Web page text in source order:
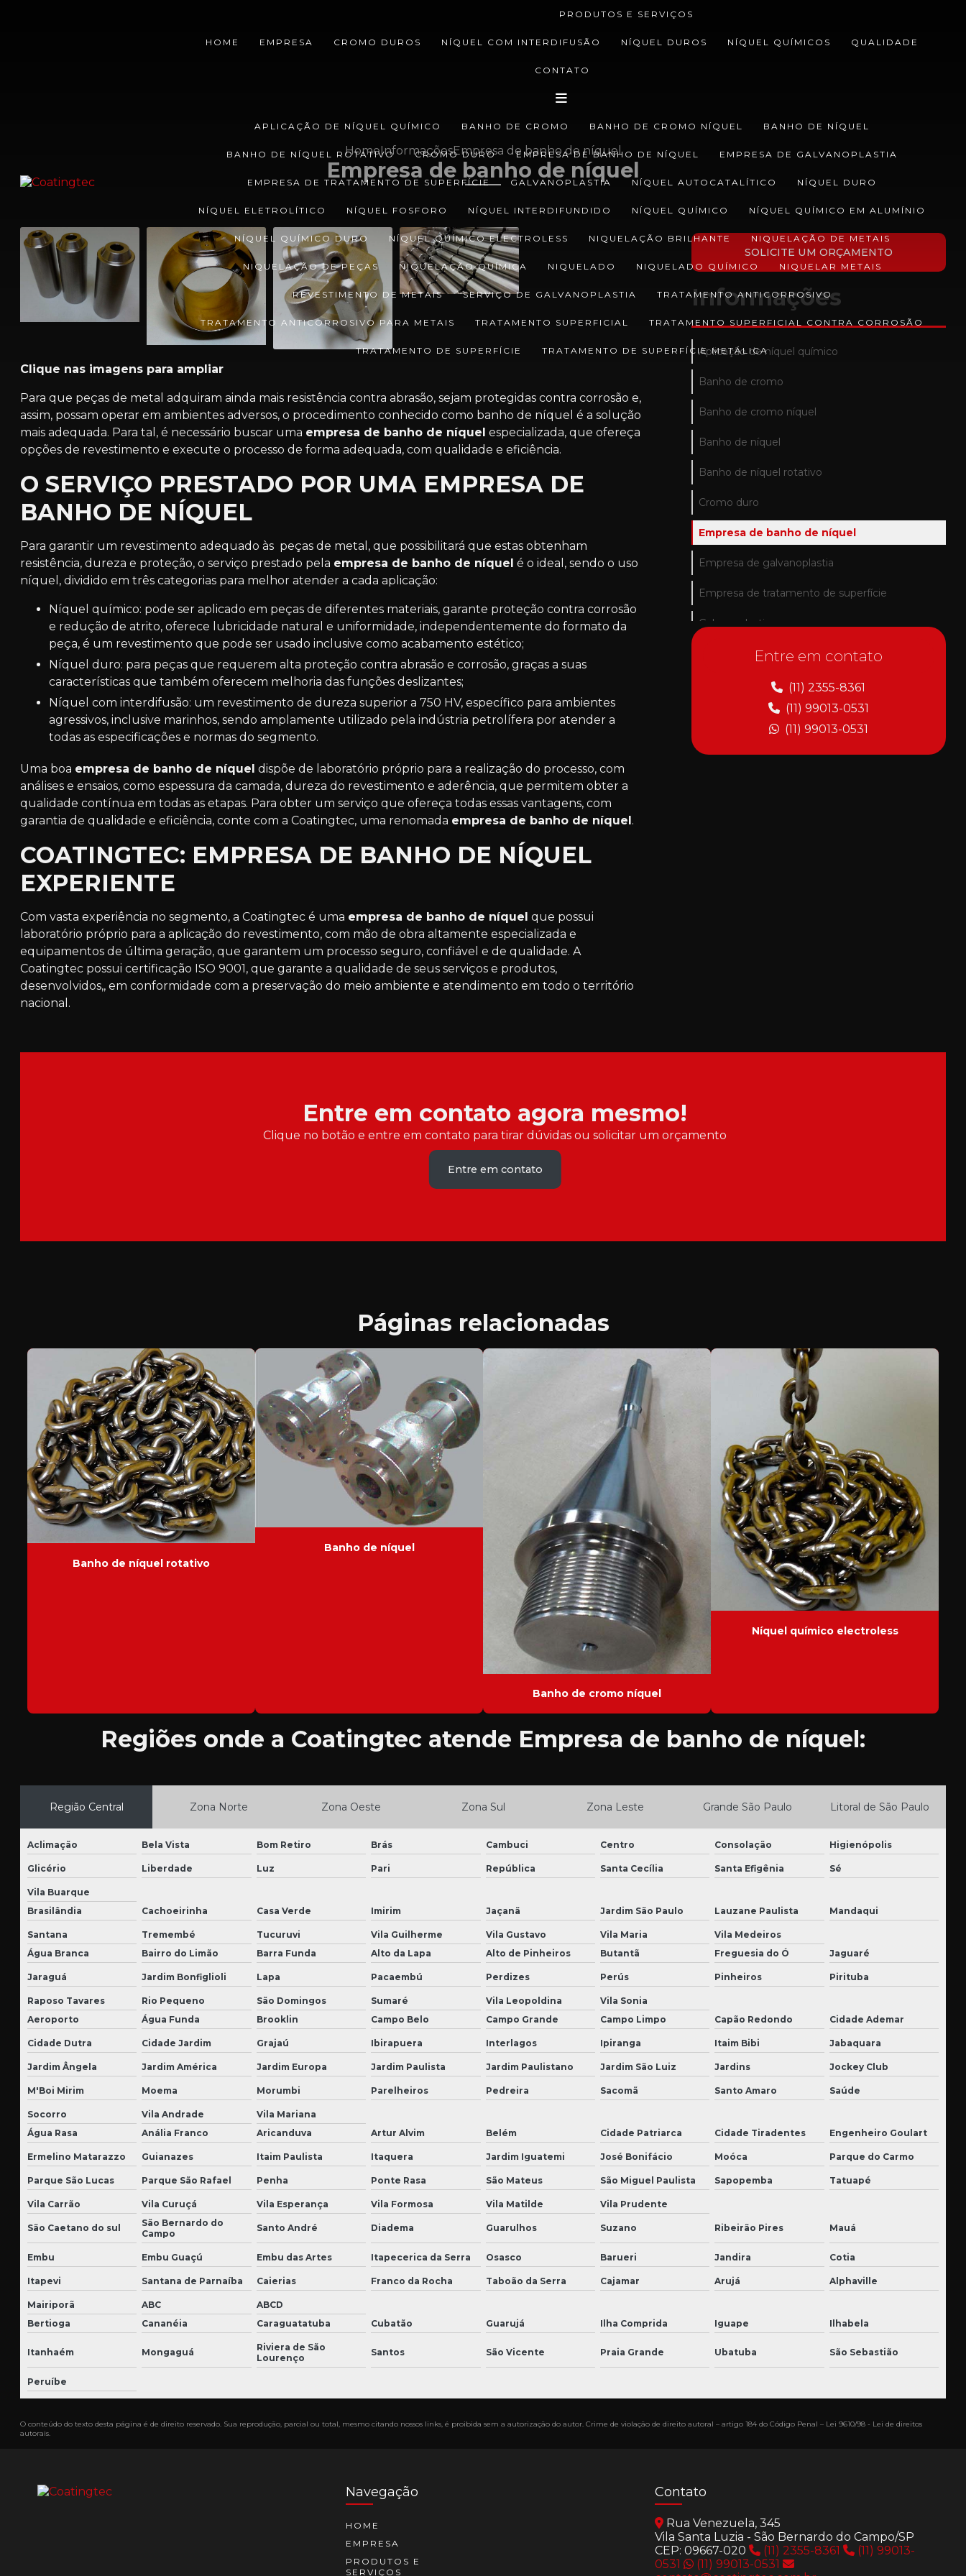
HOME EMPRESA
PRODUTOS E SERVIÇOS
CROMO DUROS NÍQUEL COM INTERDIFUSÃO NÍQUEL DUROS NÍQUEL QUÍMICOS QUALIDADE
CONTATO
APLICAÇÃO DE NÍQUEL QUÍMICO BANHO DE CROMO BANHO DE CROMO NÍQUEL BANHO DE NÍQUEL
BANHO DE NÍQUEL ROTATIVO CROMO DURO EMPRESA DE BANHO DE NÍQUEL EMPRESA DE GALVANOPLASTIA
EMPRESA DE TRATAMENTO DE SUPERFÍCIE GALVANOPLASTIA NÍQUEL AUTOCATALÍTICO NÍQUEL DURO
NÍQUEL ELETROLÍTICO NÍQUEL FOSFORO NÍQUEL INTERDIFUNDIDO NÍQUEL QUÍMICO NÍQUEL QUÍMICO EM ALUMÍNIO
NÍQUEL QUÍMICO DURO NÍQUEL QUÍMICO ELECTROLESS NIQUELAÇÃO BRILHANTE NIQUELAÇÃO DE METAIS
NIQUELAÇÃO DE PEÇAS NIQUELAÇÃO QUÍMICA NIQUELADO NIQUELADO QUÍMICO NIQUELAR METAIS
REVESTIMENTO DE METAIS SERVIÇO DE GALVANOPLASTIA TRATAMENTO ANTICORROSIVO
TRATAMENTO ANTICORROSIVO PARA METAIS TRATAMENTO SUPERFICIAL TRATAMENTO SUPERFICIAL CONTRA CORROSÃO
TRATAMENTO DE SUPERFÍCIE TRATAMENTO DE SUPERFÍCIE METÁLICA
HomeInformaçõesEmpresa de banho de níquel
Empresa de banho de níquel
Clique nas imagens para ampliar
Para que peças de metal adquiram ainda mais resistência contra abrasão, sejam protegidas contra corrosão e,
assim, possam operar em ambientes adversos, o procedimento conhecido como banho de níquel é a solução
mais adequada. Para tal, é necessário buscar uma empresa de banho de níquel especializada, que ofereça
opções de revestimento e execute o processo de forma adequada, com qualidade e eficiência.
O SERVIÇO PRESTADO POR UMA EMPRESA DE
BANHO DE NÍQUEL
Para garantir um revestimento adequado às peças de metal, que possibilitará que estas obtenham
resistência, dureza e proteção, o serviço prestado pela empresa de banho de níquel é o ideal, sendo o uso
níquel, dividido em três categorias para melhor atender a cada aplicação:
Níquel químico: pode ser aplicado em peças de diferentes materiais, garante proteção contra corrosão
e redução de atrito, oferece lubricidade natural e uniformidade, independentemente do formato da
peça, é um revestimento que pode ser usado inclusive como acabamento estético;
Níquel duro: para peças que requerem alta proteção contra abrasão e corrosão, graças a suas
características que também oferecem melhoria das funções deslizantes;
Níquel com interdifusão: um revestimento de dureza superior a 750 HV, específico para ambientes
agressivos, inclusive marinhos, sendo amplamente utilizado pela indústria petrolífera por atender a
todas as especificações e normas do segmento.
Uma boa empresa de banho de níquel dispõe de laboratório próprio para a realização do processo, com
análises e ensaios, como espessura da camada, dureza do revestimento e aderência, que permitem obter a
qualidade contínua em todas as etapas. Para obter um serviço que ofereça todas essas vantagens, com
garantia de qualidade e eficiência, conte com a Coatingtec, uma renomada empresa de banho de níquel .
COATINGTEC: EMPRESA DE BANHO DE NÍQUEL
EXPERIENTE
Com vasta experiência no segmento, a Coatingtec é uma empresa de banho de níquel que possui
laboratório próprio para a aplicação do revestimento, com mão de obra altamente especializada e
equipamentos de última geração, que garantem um processo seguro, confiável e de qualidade. A
Coatingtec possui certificação ISO 9001, que garante a qualidade de seus serviços e produtos,
desenvolvidos,, em conformidade com a preservação do meio ambiente e atendimento em todo o território
nacional.
Entre em contato agora mesmo!
Clique no botão e entre em contato para tirar dúvidas ou solicitar um orçamento
Entre em contato
SOLICITE UM ORÇAMENTO
Informações
Aplicação de níquel químico
Banho de cromo
Banho de cromo níquel
Banho de níquel
Banho de níquel rotativo
Cromo duro
Empresa de banho de níquel
Empresa de galvanoplastia
Empresa de tratamento de superfície
Galvanoplastia
Níquel autocatalítico
Níquel eletrolítico
Revestimento de metais
Tratamento de superfície metálica
Entre em contato
(11) 2355-8361
(11) 99013-0531
(11) 99013-0531
Páginas relacionadas
Banho de níquel rotativo
Banho de níquel
Banho de cromo níquel
Níquel químico electroless
Regiões onde a Coatingtec atende Empresa de banho de níquel:
Região Central Zona Norte Zona Oeste Zona Sul Zona Leste Grande São Paulo Litoral de São Paulo
Aclimação Bela Vista Bom Retiro Brás Cambuci Centro Consolação Higienópolis
Glicério Liberdade Luz Pari República Santa Cecília Santa Efigênia Sé
Vila Buarque
Brasilândia
Cachoeirinha Casa Verde Imirim Jaçanã Jardim São Paulo Lauzane Paulista Mandaqui
Santana Tremembé Tucuruvi Vila Guilherme Vila Gustavo Vila Maria
Vila Medeiros
Água Branca
Bairro do Limão Barra Funda Alto da Lapa Alto de Pinheiros Butantã Freguesia do Ó Jaguaré
Jaraguá Jardim Bonfiglioli Lapa Pacaembú Perdizes Perús Pinheiros Pirituba
Raposo Tavares Rio Pequeno São Domingos Sumaré Vila Leopoldina
Vila Sonia
Aeroporto
Água Funda Brooklin Campo Belo Campo Grande Campo Limpo Capão Redondo Cidade Ademar
Cidade Dutra Cidade Jardim Grajaú Ibirapuera Interlagos Ipiranga Itaim Bibi Jabaquara
Jardim Ângela Jardim América Jardim Europa Jardim Paulista Jardim Paulistano Jardim São Luiz Jardins Jockey Club
M'Boi Mirim Moema Morumbi Parelheiros Pedreira Sacomã Santo Amaro Saúde
Socorro Vila Andrade
Vila Mariana
Água Rasa
Anália Franco Aricanduva Artur Alvim Belém Cidade Patriarca Cidade Tiradentes Engenheiro Goulart
Ermelino Matarazzo Guianazes Itaim Paulista Itaquera Jardim Iguatemi José Bonifácio Moóca Parque do Carmo
Parque São Lucas Parque São Rafael Penha Ponte Rasa São Mateus São Miguel Paulista Sapopemba Tatuapé
Vila Carrão Vila Curuçá Vila Esperança Vila Formosa Vila Matilde Vila Prudente
São Caetano do sul
São Bernardo do
Campo
Santo André Diadema Guarulhos Suzano Ribeirão Pires Mauá
Embu Embu Guaçú Embu das Artes Itapecerica da Serra Osasco Barueri Jandira Cotia
Itapevi Santana de Parnaíba Caierias Franco da Rocha Taboão da Serra Cajamar Arujá Alphaville
Mairiporã ABC
ABCD
Bertioga
Cananéia Caraguatatuba Cubatão Guarujá Ilha Comprida Iguape Ilhabela
Itanhaém Mongaguá
Riviera de São
Lourenço
Santos São Vicente Praia Grande Ubatuba São Sebastião
Peruíbe
O conteúdo do texto desta página é de direito reservado. Sua reprodução, parcial ou total, mesmo citando nossos links, é proibida sem a autorização do autor. Crime de violação de direito autoral – artigo 184 do Código Penal – Lei 9610/98 - Lei de direitos
autorais.
Navegação
HOME
EMPRESA
PRODUTOS E
SERVIÇOS
Contato
Rua Venezuela, 345
Vila Santa Luzia - São Bernardo do Campo/SP
CEP: 09667-020
(11) 2355-8361
(11) 99013-
0531
(11) 99013-0531